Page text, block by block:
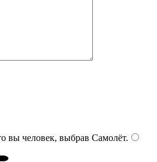
вы человек, выбрав Самолёт.